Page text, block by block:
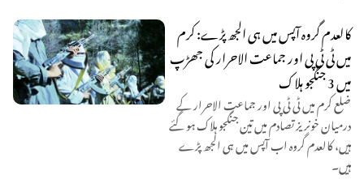
کالعدم گروہ آپس میں ہی الجھ پڑے: کرم
میں ٹی ٹی پی اور جماعت الاحرار کی جھڑپ
میں 3 جنگجو ہلاک
ضلع کرم میں ٹی ٹی پی اور جماعت الاحرار کے
درمیان خونریز تصادم میں تین جنگجو ہلاک ہو گئے
ہیں، کالعدم گروہ اب آپس میں ہی الجھ پڑے
ہیں۔